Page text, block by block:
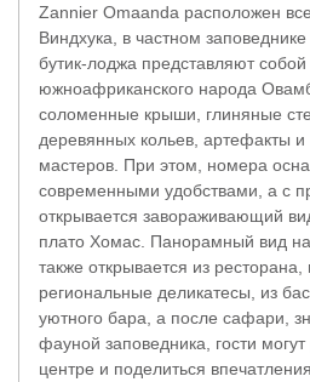
Zannier Omaanda расположен
Виндхука, в частном
бутик-лоджа представляют
южноафриканского народа
соломенные крыши, глиняные
деревянных кольев, артефакты
мастеров. При этом, номера
современными удобствами, а с
открывается завораживающий
плато Хомас. Панорамный вид
также открывается из
региональные деликатесы, из
уютного бара, а после сафари,
фауной заповедника, гости
центре и поделиться